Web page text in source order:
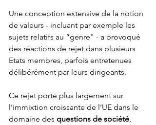
Une conception extensive de la notion
de valeurs - incluant par exemple les
sujets relatifs au “genre" - a provoqué
des réactions de rejet dans plusieurs
Etats membres, parfois entretenues
délibérément par leurs dirigeants.
Ce rejet porte plus largement sur
l’immixtion croissante de l’UE dans le
domaine des questions de société